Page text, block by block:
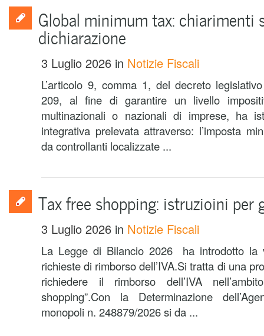
Global minimum tax: chiarimenti
dichiarazione
3 Luglio 2026 in Notizie Fiscali
L’articolo 9, comma 1, del decreto
209, al fine di garantire un livello
multinazionali o nazionali di imprese, ha
integrativa prelevata attraverso: l’imposta
da controllanti localizzate ...
Tax free shopping: istruzioini per
3 Luglio 2026 in Notizie Fiscali
La Legge di Bilancio 2026 ha introdotto la
richieste di rimborso dell’IVA.Si tratta di una
richiedere il rimborso dell’IVA
shopping”.Con la Determinazione
monopoli n. 248879/2026 si da ...